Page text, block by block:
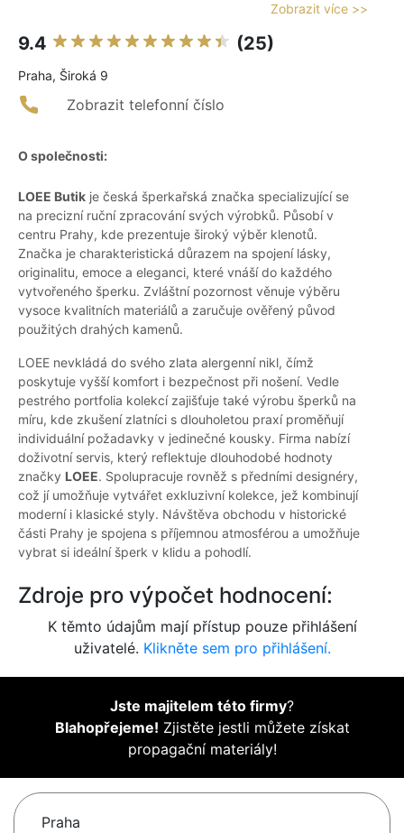
Zobrazit více >>
9.4 (25)
Praha, Široká 9
Zobrazit telefonní číslo
O společnosti:
LOEE Butik je česká šperkařská značka specializující se
na precizní ruční zpracování svých výrobků. Působí v
centru Prahy, kde prezentuje široký výběr klenotů.
Značka je charakteristická důrazem na spojení lásky,
originalitu, emoce a eleganci, které vnáší do každého
vytvořeného šperku. Zvláštní pozornost věnuje výběru
vysoce kvalitních materiálů a zaručuje ověřený původ
použitých drahých kamenů.
LOEE nevkládá do svého zlata alergenní nikl, čímž
poskytuje vyšší komfort i bezpečnost při nošení. Vedle
pestrého portfolia kolekcí zajišťuje také výrobu šperků na
míru, kde zkušení zlatníci s dlouholetou praxí proměňují
individuální požadavky v jedinečné kousky. Firma nabízí
doživotní servis, který reflektuje dlouhodobé hodnoty
značky LOEE. Spolupracuje rovněž s předními designéry,
což jí umožňuje vytvářet exkluzivní kolekce, jež kombinují
moderní i klasické styly. Návštěva obchodu v historické
části Prahy je spojena s příjemnou atmosférou a umožňuje
vybrat si ideální šperk v klidu a pohodlí.
Zdroje pro výpočet hodnocení:
K těmto údajům mají přístup pouze přihlášení
uživatelé. Klikněte sem pro přihlášení.
Jste majitelem této firmy?
Blahopřejeme! Zjistěte jestli můžete získat
propagační materiály!
Praha